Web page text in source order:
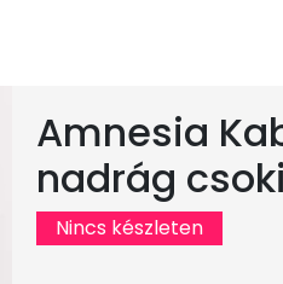
Amnesia
nadrág
Nincs készleten